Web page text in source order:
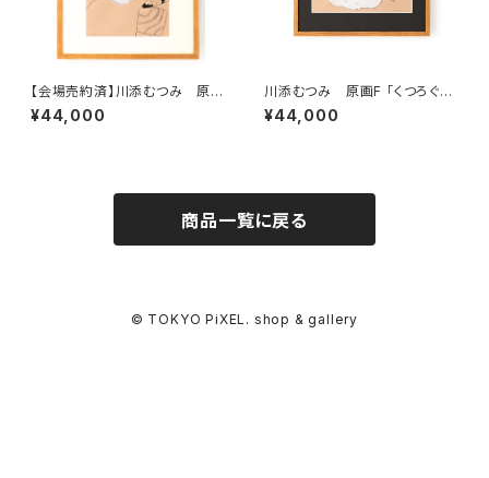
【会場売約済】川添むつみ 原画
E 「ひとやすみ」 額装込み、直筆
サイン入り
¥44,000
川添むつみ 原画F 「くつろぐ」
額装込み、直筆サイン入り
¥44,000
商品一覧に戻る
© TOKYO PiXEL. shop & gallery